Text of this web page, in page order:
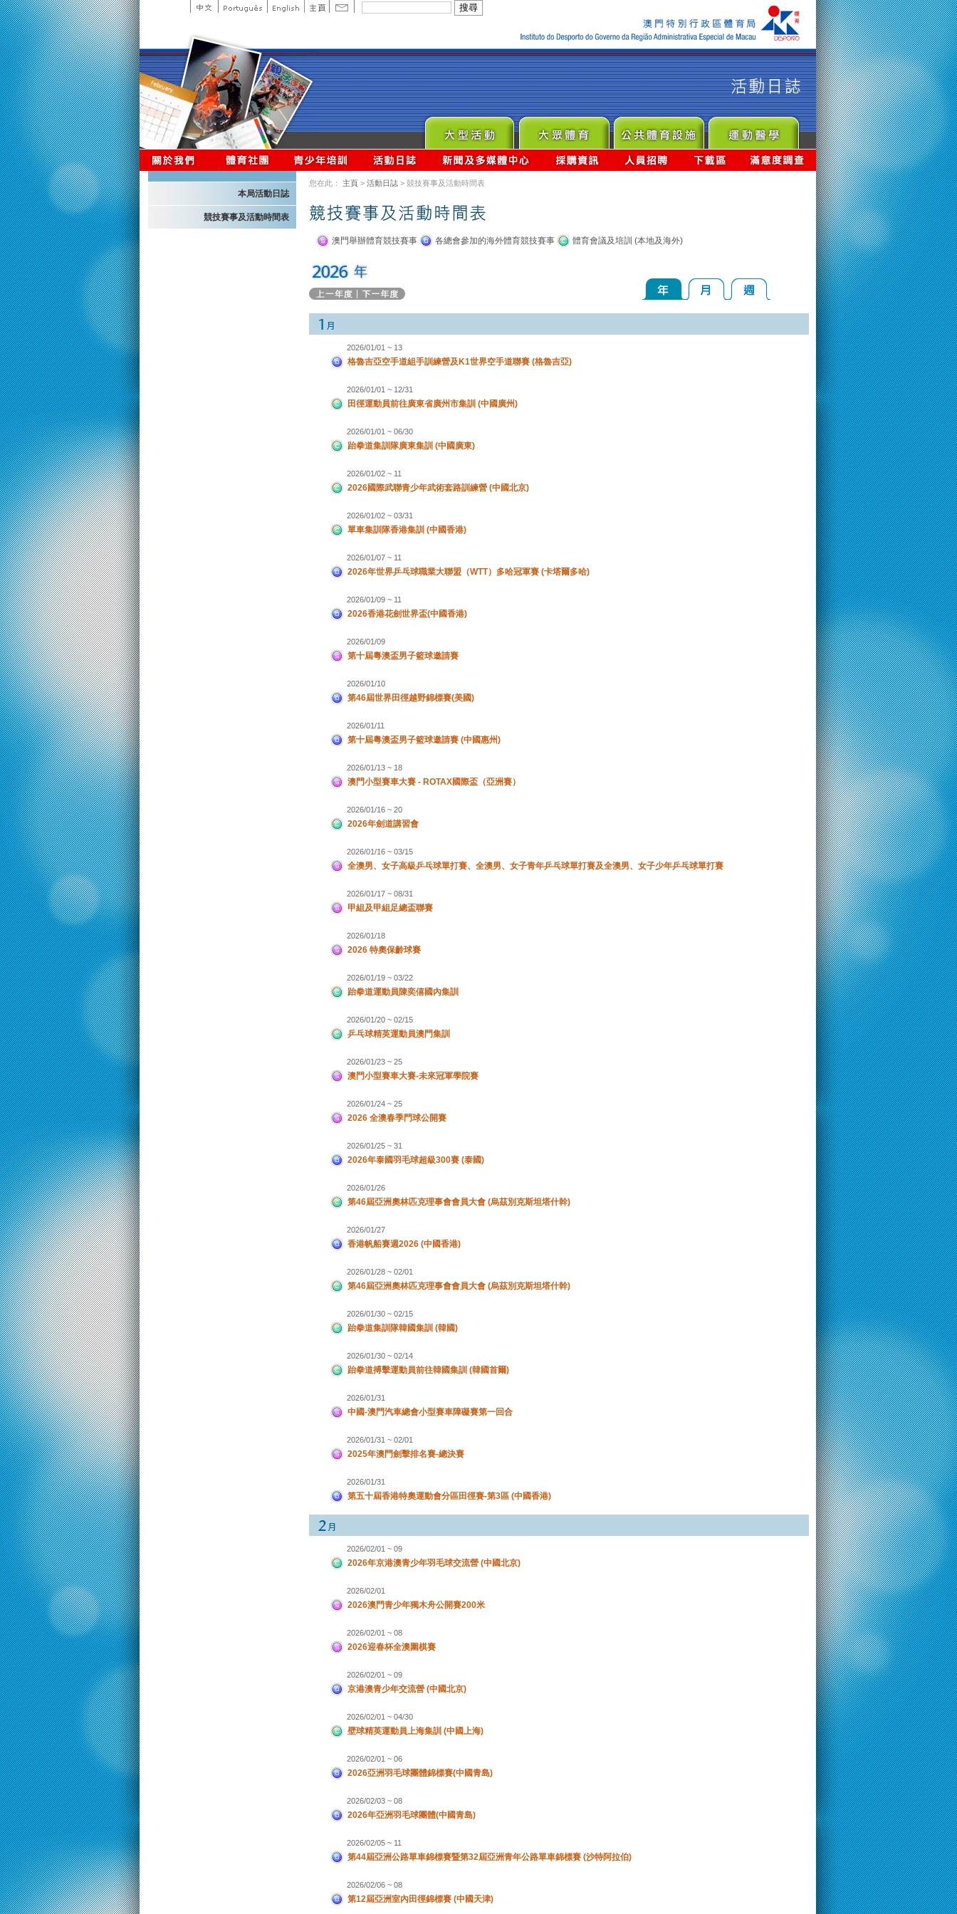
本局活動日誌
競技賽事及活動時間表
您在此： 主頁 > 活動日誌 > 競技賽事及活動時間表
澳門舉辦體育競技賽事 各總會參加的海外體育競技賽事 體育會議及培訓 (本地及海外)
2026/01/01 ~ 13
格魯吉亞空手道組手訓練營及K1世界空手道聯賽 (格魯吉亞)
2026/01/01 ~ 12/31
田徑運動員前往廣東省廣州市集訓 (中國廣州)
2026/01/01 ~ 06/30
跆拳道集訓隊廣東集訓 (中國廣東)
2026/01/02 ~ 11
2026國際武聯青少年武術套路訓練營 (中國北京)
2026/01/02 ~ 03/31
單車集訓隊香港集訓 (中國香港)
2026/01/07 ~ 11
2026年世界乒乓球職業大聯盟（WTT）多哈冠軍賽 (卡塔爾多哈)
2026/01/09 ~ 11
2026香港花劍世界盃(中國香港)
2026/01/09
第十屆粵澳盃男子籃球邀請賽
2026/01/10
第46屆世界田徑越野錦標賽(美國)
2026/01/11
第十屆粵澳盃男子籃球邀請賽 (中國惠州)
2026/01/13 ~ 18
澳門小型賽車大賽 - ROTAX國際盃（亞洲賽）
2026/01/16 ~ 20
2026年劍道講習會
2026/01/16 ~ 03/15
全澳男、女子高級乒乓球單打賽、全澳男、女子青年乒乓球單打賽及全澳男、女子少年乒乓球單打賽
2026/01/17 ~ 08/31
甲組及甲組足總盃聯賽
2026/01/18
2026 特奧保齡球賽
2026/01/19 ~ 03/22
跆拳道運動員陳奕僖國內集訓
2026/01/20 ~ 02/15
乒乓球精英運動員澳門集訓
2026/01/23 ~ 25
澳門小型賽車大賽-未來冠軍學院賽
2026/01/24 ~ 25
2026 全澳春季門球公開賽
2026/01/25 ~ 31
2026年泰國羽毛球超級300賽 (泰國)
2026/01/26
第46屆亞洲奧林匹克理事會會員大會 (烏茲別克斯坦塔什幹)
2026/01/27
香港帆船賽週2026 (中國香港)
2026/01/28 ~ 02/01
第46屆亞洲奧林匹克理事會會員大會 (烏茲別克斯坦塔什幹)
2026/01/30 ~ 02/15
跆拳道集訓隊韓國集訓 (韓國)
2026/01/30 ~ 02/14
跆拳道搏擊運動員前往韓國集訓 (韓國首爾)
2026/01/31
中國-澳門汽車總會小型賽車障礙賽第一回合
2026/01/31 ~ 02/01
2025年澳門劍擊排名賽-總決賽
2026/01/31
第五十屆香港特奧運動會分區田徑賽-第3區 (中國香港)
2026/02/01 ~ 09
2026年京港澳青少年羽毛球交流營 (中國北京)
2026/02/01
2026澳門青少年獨木舟公開賽200米
2026/02/01 ~ 08
2026迎春杯全澳圍棋賽
2026/02/01 ~ 09
京港澳青少年交流營 (中國北京)
2026/02/01 ~ 04/30
壁球精英運動員上海集訓 (中國上海)
2026/02/01 ~ 06
2026亞洲羽毛球團體錦標賽(中國青島)
2026/02/03 ~ 08
2026年亞洲羽毛球團體(中國青島)
2026/02/05 ~ 11
第44屆亞洲公路單車錦標賽暨第32屆亞洲青年公路單車錦標賽 (沙特阿拉伯)
2026/02/06 ~ 08
第12屆亞洲室內田徑錦標賽 (中國天津)